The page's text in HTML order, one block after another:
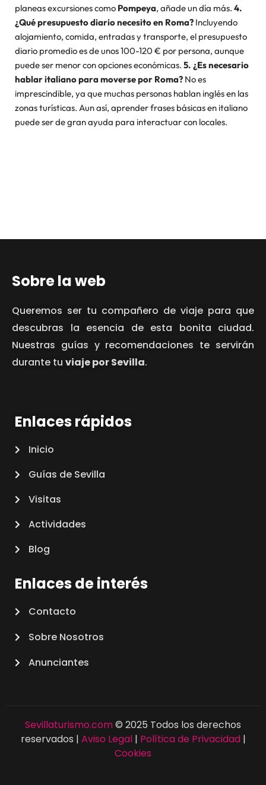
planeas excursiones como Pompeya, añade un día más. 4.
¿Qué presupuesto diario necesito en Roma? Incluyendo
alojamiento, comida, entradas y transporte, el presupuesto
diario promedio es de unos 100-120 € por persona, aunque
puede ser menor con opciones económicas. 5. ¿Es necesario
hablar italiano para moverse por Roma? No es
imprescindible, ya que muchas personas hablan inglés en las
zonas turísticas. Aun así, aprender frases básicas en italiano
puede ser de gran ayuda para interactuar con locales.
Sobre la web
Queremos ser tu compañero de viaje para que
descubras la esencia de esta bonita ciudad.
Nuestras guías y recomendaciones te servirán
durante tu viaje por Sevilla.
Enlaces rápidos
Inicio
Guías de Sevilla
Visitas
Actividades
Blog
Enlaces de interés
Contacto
Sobre Nosotros
Anunciantes
Sevillaturismo.com© 2025 Todos los derechos
reservados | Aviso Legal| Política de Privacidad|
Cookies